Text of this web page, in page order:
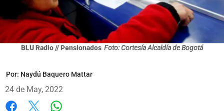
BLU Radio // Pensionados Foto: Cortesía Alcaldía de Bogotá
Por: Naydú Baquero Mattar
24 de May, 2022